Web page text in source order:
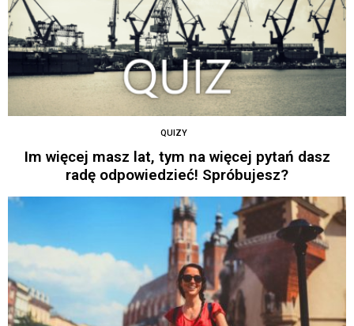
QUIZY
Im więcej masz lat, tym na więcej pytań dasz
radę odpowiedzieć! Spróbujesz?